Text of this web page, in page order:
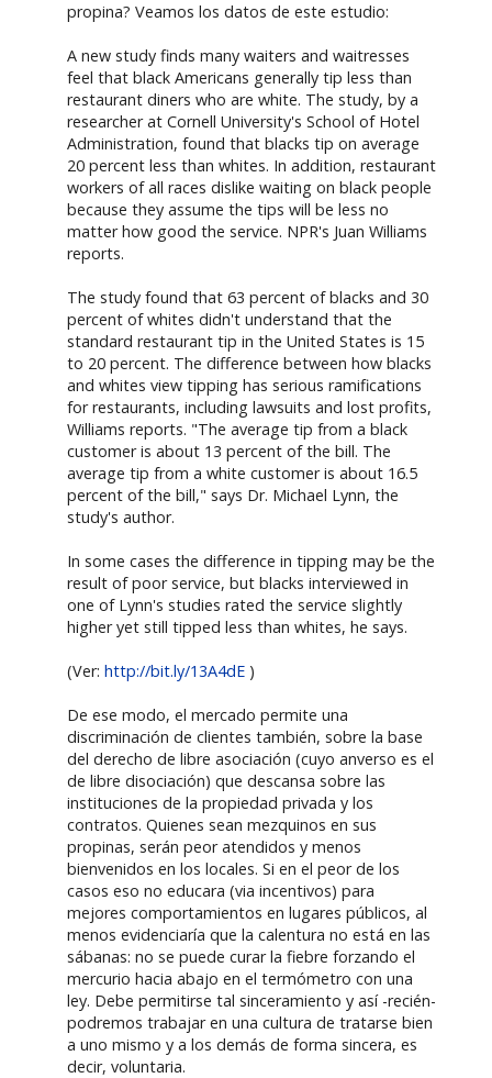
propina? Veamos los datos de este estudio:
A new study finds many waiters and waitresses
feel that black Americans generally tip less than
restaurant diners who are white. The study, by a
researcher at Cornell University's School of Hotel
Administration, found that blacks tip on average
20 percent less than whites. In addition, restaurant
workers of all races dislike waiting on black people
because they assume the tips will be less no
matter how good the service. NPR's Juan Williams
reports.
The study found that 63 percent of blacks and 30
percent of whites didn't understand that the
standard restaurant tip in the United States is 15
to 20 percent. The difference between how blacks
and whites view tipping has serious ramifications
for restaurants, including lawsuits and lost profits,
Williams reports. "The average tip from a black
customer is about 13 percent of the bill. The
average tip from a white customer is about 16.5
percent of the bill," says Dr. Michael Lynn, the
study's author.
In some cases the difference in tipping may be the
result of poor service, but blacks interviewed in
one of Lynn's studies rated the service slightly
higher yet still tipped less than whites, he says.
(Ver:http://bit.ly/13A4dE )
De ese modo, el mercado permite una
discriminación de clientes también, sobre la base
del derecho de libre asociación (cuyo anverso es el
de libre disociación) que descansa sobre las
instituciones de la propiedad privada y los
contratos. Quienes sean mezquinos en sus
propinas, serán peor atendidos y menos
bienvenidos en los locales. Si en el peor de los
casos eso no educara (via incentivos) para
mejores comportamientos en lugares públicos, al
menos evidenciaría que la calentura no está en las
sábanas: no se puede curar la fiebre forzando el
mercurio hacia abajo en el termómetro con una
ley. Debe permitirse tal sinceramiento y así -recién-
podremos trabajar en una cultura de tratarse bien
a uno mismo y a los demás de forma sincera, es
decir, voluntaria.